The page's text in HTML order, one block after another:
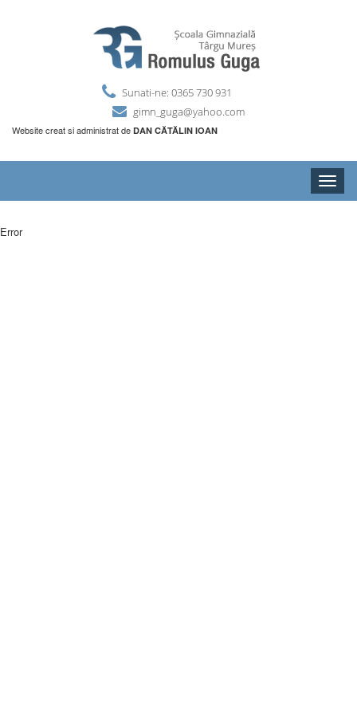
Sunati-ne: 0365 730 931
gimn_guga@yahoo.com
Website creat si administrat de DAN CĂTĂLIN IOAN
Toggle
Error